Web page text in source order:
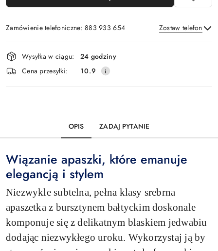
Zamówienie telefoniczne: 883 933 654 Zostaw telefon
Wyślij
Dostępność
i
dostawa
Wysyłka w ciągu:
24 godziny
Cena przesyłki:
10.9
OPIS ZADAJ PYTANIE
Wiązanie apaszki, które emanuje
elegancją i stylem
Niezwykle subtelna, pełna klasy srebrna
apaszetka z bursztynem bałtyckim doskonale
komponuje się z delikatnym blaskiem jedwabiu
dodając niezwykłego uroku. Wykorzystaj ją by